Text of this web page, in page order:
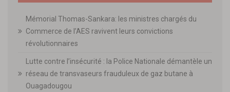
Mémorial Thomas-Sankara: les ministres chargés du
Commerce de l’AES ravivent leurs convictions
révolutionnaires
Lutte contre l’insécurité : la Police Nationale démantèle un
réseau de transvaseurs frauduleux de gaz butane à
Ouagadougou